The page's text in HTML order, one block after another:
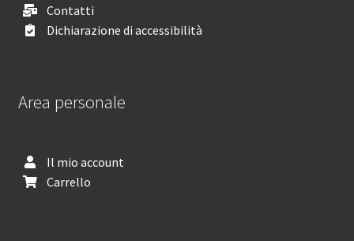
Contatti
Dichiarazione di accessibilità
Area personale
Il mio account
Carrello